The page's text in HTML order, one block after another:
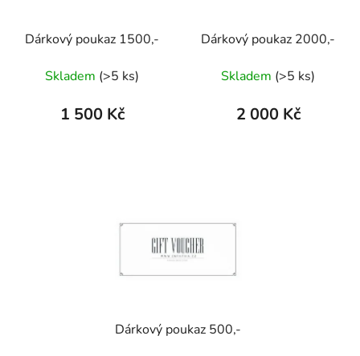
Dárkový poukaz 1500,-
Skladem (>5 ks)
1 500 Kč
Dárkový poukaz 2000,-
Skladem (>5 ks)
2 000 Kč
Dárkový poukaz 500,-